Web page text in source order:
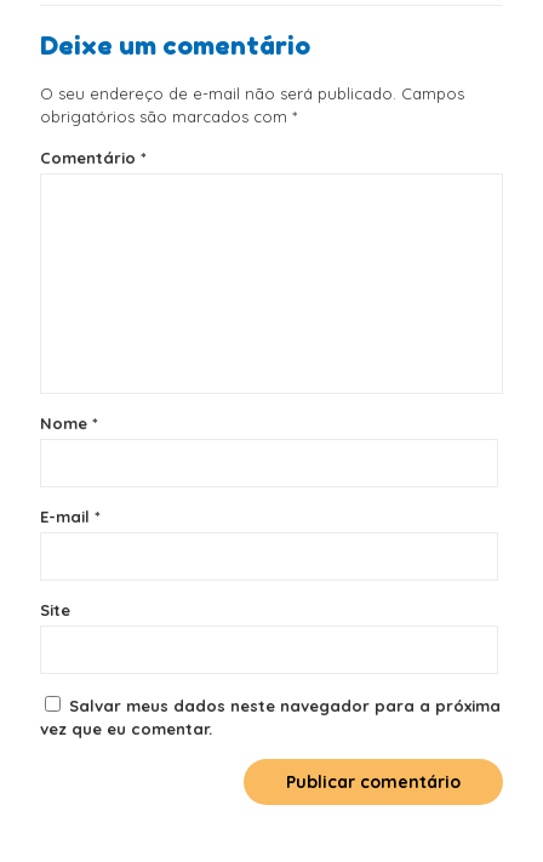
Deixe um comentário
O seu endereço de e-mail não será publicado. Campos
obrigatórios são marcados com *
Comentário *
Nome *
E-mail *
Site
Salvar meus dados neste navegador para a próxima
vez que eu comentar.